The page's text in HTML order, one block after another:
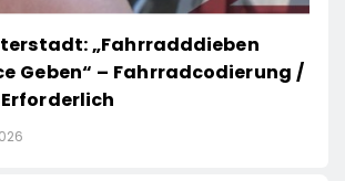
„Fahrradddieben
Geben“ – Fahrradcodierung /